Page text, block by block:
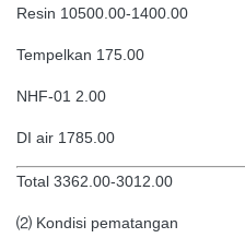
Resin 10500.00-1400.00
Tempelkan 175.00
NHF-01 2.00
DI air 1785.00
Total 3362.00-3012.00
⑵ Kondisi pematangan